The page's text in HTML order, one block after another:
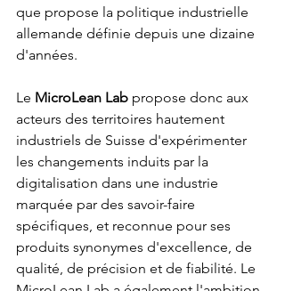
que propose la politique industrielle
allemande définie depuis une dizaine
d'années.
Le MicroLean Lab propose donc aux
acteurs des territoires hautement
industriels de Suisse d'expérimenter
les changements induits par la
digitalisation dans une industrie
marquée par des savoir-faire
spécifiques, et reconnue pour ses
produits synonymes d'excellence, de
qualité, de précision et de fiabilité. Le